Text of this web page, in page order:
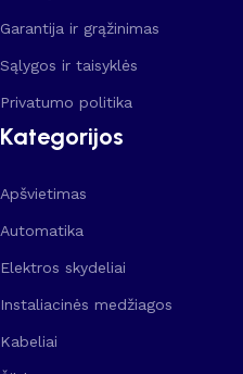
Garantija ir grąžinimas
Sąlygos ir taisyklės
Privatumo politika
Kategorijos
Apšvietimas
Automatika
Elektros skydeliai
Instaliacinės medžiagos
Kabeliai